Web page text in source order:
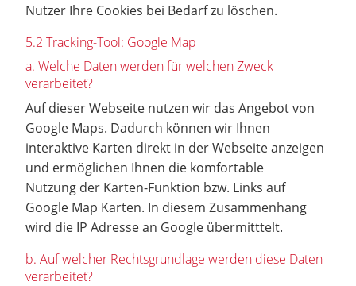
Nutzer Ihre Cookies bei Bedarf zu löschen.
5.2 Tracking-Tool: Google Map
a. Welche Daten werden für welchen Zweck
verarbeitet?
Auf dieser Webseite nutzen wir das Angebot von
Google Maps. Dadurch können wir Ihnen
interaktive Karten direkt in der Webseite anzeigen
und ermöglichen Ihnen die komfortable
Nutzung der Karten-Funktion bzw. Links auf
Google Map Karten. In diesem Zusammenhang
wird die IP Adresse an Google übermitttelt.
b. Auf welcher Rechtsgrundlage werden diese Daten
verarbeitet?